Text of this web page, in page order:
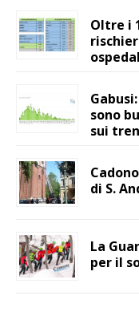
Oltre i
sono
sui
di S.
La
per il